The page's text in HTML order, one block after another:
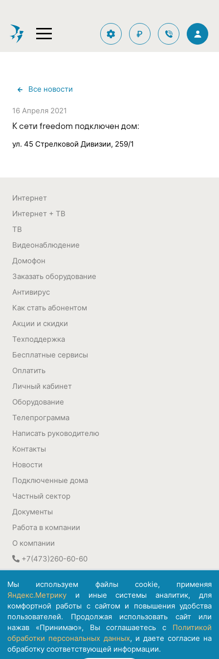
Все новости
16 Апреля 2021
К сети freedom подключен дом:
ул. 45 Стрелковой Дивизии, 259/1
Интернет
Интернет + ТВ
ТВ
Видеонаблюдение
Домофон
Заказать оборудование
Антивирус
Как стать абонентом
Акции и скидки
Техподдержка
Бесплатные сервисы
Оплатить
Личный кабинет
Оборудование
Телепрограмма
Написать руководителю
Контакты
Новости
Подключенные дома
Частный сектор
Документы
Работа в компании
О компании
+7(473)260-60-60
ул. Плехановская, 22а
©АО ИК "Информсвязь-Черноземье"
1992 – 2026
Мы используем файлы cookie, применяя
Яндекс.Метрику и иные системы аналитик, для
комфортной работы с сайтом и повышения удобства
пользователей. Продолжая использовать сайт или
нажав «Принимаю», Вы соглашаетесь с Политикой
обработки персональных данных, и даете согласие на
обработку соответствующей информации.
₽